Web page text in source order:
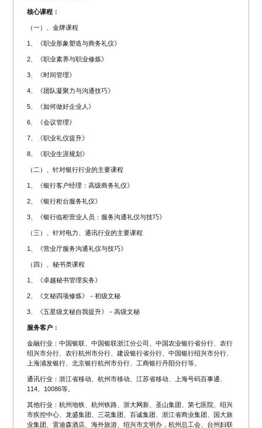
核心课程：
（一）、金牌课程
1、《职业形象塑造与商务礼仪》
2、《职业素养与职业修炼》
3、《时间管理》
4、《团队凝聚力与沟通技巧》
5、《如何做好企业人》
6、《会议管理》
7、《职业礼仪提升》
8、《职业生涯规划》
（二）、针对银行行业的主要课程
1、《银行客户经理：高级商务礼仪》
2、《银行柜台服务礼仪》
3、《银行临柜营业人员：服务沟通礼仪与技巧》
（三）、针对电力、通讯行业的主要课程
1、《营业厅服务沟通礼仪与技巧》
（四）、秘书类课程
1、《卓越秘书管理实务》
2、《文秘四项修炼》－初级文秘
3、《五星级文秘自我提升》－高级文秘
服务客户：
金融行业：中国银联、中国银联浙江分公司、中国农业银行省分行、农行
绍兴市分行、农行杭州市分行、建设银行省分行、中国银行绍兴市分行、
上海浦发银行、北京银行杭州市分行、工商银行丹阳分行等。
通讯行业：浙江省移动、杭州市移动、江苏省移动、上海号码百事通、
114、10086等。
其他行业：杭州地铁、杭州铁路、浙大网新、圣山集团、第七医院、绍兴
市疾控中心、龙盛集团、三花集团、百诚集团、浙江省商业集团、国大旅
业集团、雷迪森酒店、海外旅游、绍兴市文明办，杭州总工会、台州妇联